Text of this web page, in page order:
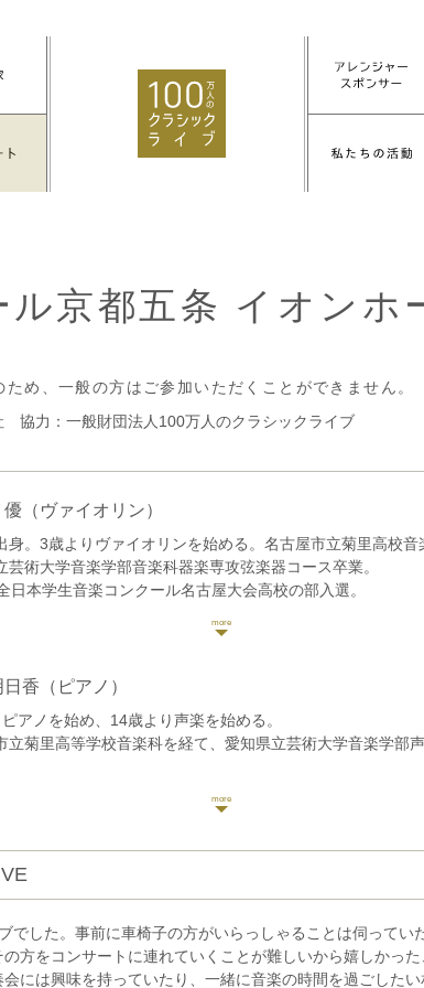
ル京都五条 イオンホ
め、一般の方はご参加いただくことができません。
協力：一般財団法人100万人のクラシックライブ
優 （ヴァイオリン）
身。3歳よりヴァイオリンを始める。名古屋市立菊里高校音
芸術大学音楽学部音楽科器楽専攻弦楽器コース卒業。
日本学生音楽コンクール名古屋大会高校の部入選。
武由紀の各氏のマスタークラスを受講。
にヴァイオリンを花井晶子、森下陽子、沼田園子、白石禮
イオリン、ヴィオラ奏者として室内楽、レコーディング、
演奏を行なっている。
法人アマービレフィルハーモニー管弦楽団アソシエイトプ
日香 （ピアノ）
アノを始め、14歳より声楽を始める。
立菊里高等学校音楽科を経て、愛知県立芸術大学音楽学部
レンツェンピアノコンクール関西中部大会優秀賞受賞。ヤ
パーティー演奏などの活動も多岐に渡り行なっている。
の経験を生かし、弾き語りとしてクラシック部門だけでな
演奏を行なうだけでなく、クラシック伴奏を務めるなど多
いる。
に、声楽を筧真美子、ビルギッタ・ノルドファルク、マル
でした。事前に車椅子の方がいらっしゃることは伺ってい
方をコンサートに連れていくことが難しいから嬉しかっ
には興味を持っていたり、一緒に音楽の時間を過ごした